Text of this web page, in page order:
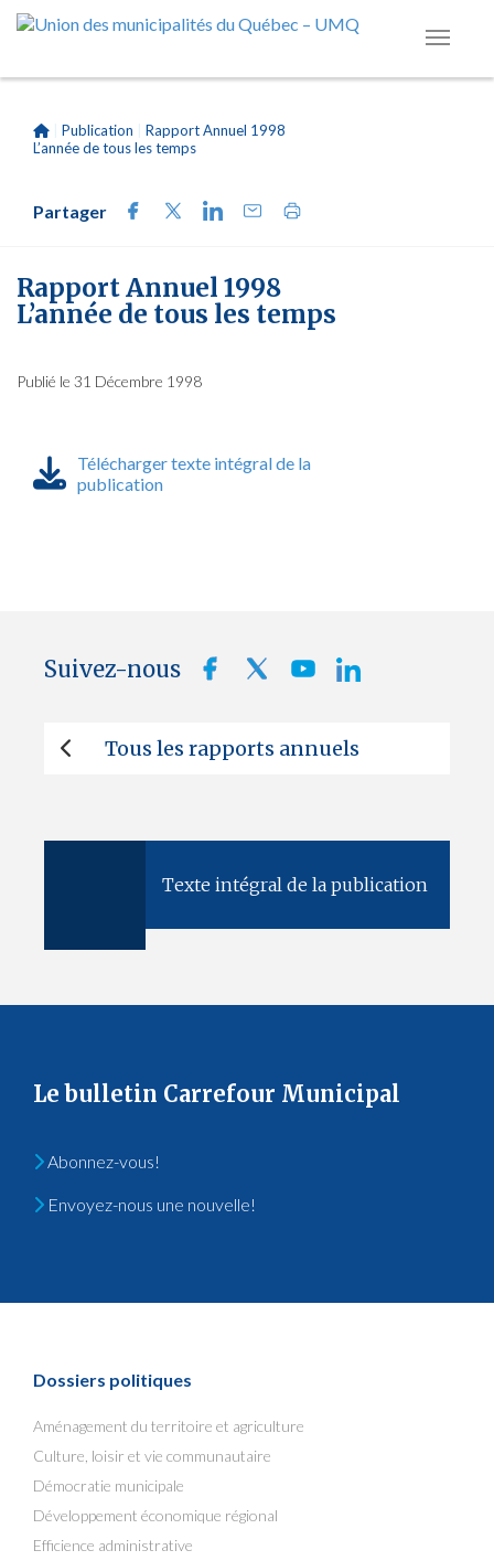
Publication
Rapport Annuel 1998
L’année de tous les temps
Partager
Rapport Annuel 1998
L’année de tous les temps
Publié le 31 Décembre 1998
Télécharger texte intégral de la
publication
Suivez-nous
Tous les rapports annuels
Texte intégral de la publication
Le bulletin Carrefour Municipal
Abonnez-vous!
Envoyez-nous une nouvelle!
Dossiers politiques
Aménagement du territoire et agriculture
Culture, loisir et vie communautaire
Démocratie municipale
Développement économique régional
Efficience administrative